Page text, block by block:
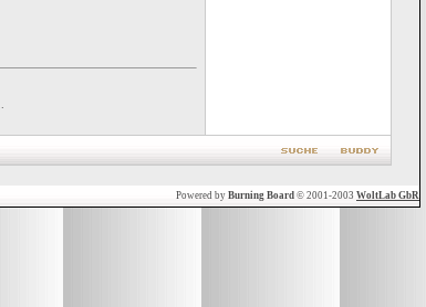
Powered by Burning Board © 2001-2003 WoltLab GbR